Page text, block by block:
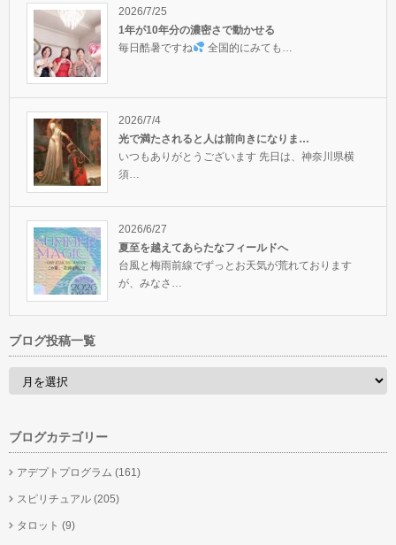
2026/7/25
1年が10年分の濃密さで動かせる
毎日酷暑ですね
全国的にみても…
2026/7/4
光で満たされると人は前向きになりま…
いつもありがとうございます 先日は、神奈川県横
須…
2026/6/27
夏至を越えてあらたなフィールドへ
台風と梅雨前線でずっとお天気が荒れております
が、みなさ…
ブログ投稿一覧
ブログカテゴリー
アデプトプログラム (161)
スピリチュアル (205)
タロット (9)